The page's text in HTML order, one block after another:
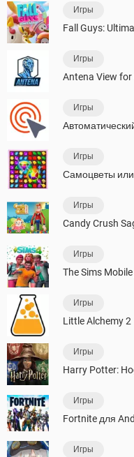
Игры
Fall Guys:
Игры
Antena View for
Игры
Игры
Самоцветы или
Игры
Candy Crush
Игры
The Sims
Игры
Little Alchemy 2
Игры
Harry Potter:
Игры
Fortnite для
Игры